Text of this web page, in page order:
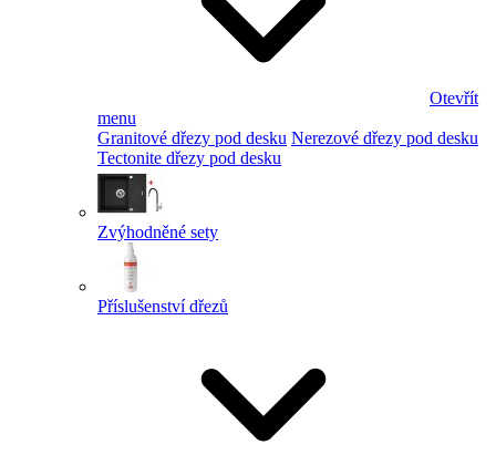
Otevřít
menu
Granitové dřezy pod desku Nerezové dřezy pod desku
Tectonite dřezy pod desku
Zvýhodněné sety
Příslušenství dřezů